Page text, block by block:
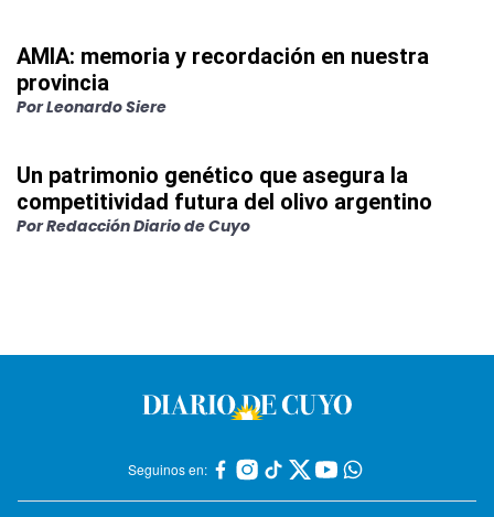
AMIA: memoria y recordación en nuestra
provincia
PorLeonardo Siere
Un patrimonio genético que asegura la
competitividad futura del olivo argentino
PorRedacción Diario de Cuyo
Seguinos en: